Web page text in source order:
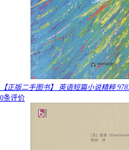
【正版二手图书】 英语短篇小说精粹
0条评价